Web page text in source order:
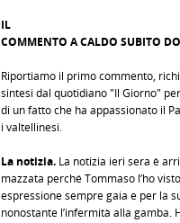
IL
COMMENTO A CALDO SUBITO
Riportiamo il primo commento,
sintesi dal quotidiano "Il Giorno"
di un fatto che ha appassionato il
i valtellinesi.
La notizia. La notizia ieri sera è
mazzata perché Tommaso l’ho
espressione sempre gaia e per la
nonostante l’infermità alla gamba.